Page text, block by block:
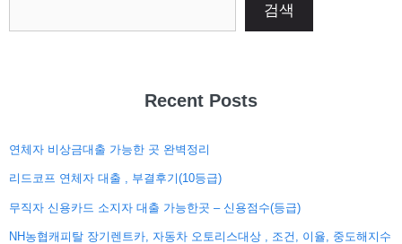
검색
Recent Posts
연체자 비상금대출 가능한 곳 완벽정리
리드코프 연체자 대출 , 부결후기(10등급)
무직자 신용카드 소지자 대출 가능한곳 – 신용점수(등급)
NH농협캐피탈 장기렌트카, 자동차 오토리스대상 , 조건, 이율, 중도해지수